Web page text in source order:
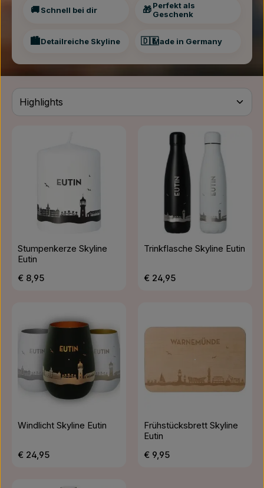
🚚 Schnell bei dir 🎁 Perfekt als
Geschenk
🏙️Detailreiche Skyline 🇩🇪Made in Germany
Stumpenkerze Skyline
Eutin
Regulärer Preis:
€ 8,95
Trinkflasche Skyline Eutin
Regulärer Preis:
€ 24,95
Windlicht Skyline Eutin
Regulärer Preis:
€ 24,95
Frühstücksbrett Skyline
Eutin
Regulärer Preis:
€ 9,95